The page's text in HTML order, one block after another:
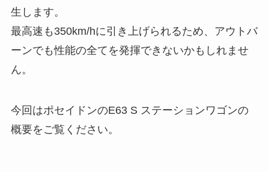
生します。
最高速も350km/hに引き上げられるため、アウトバ
ーンでも性能の全てを発揮できないかもしれませ
ん。
今回はポセイドンのE63 S ステーションワゴンの
概要をご覧ください。